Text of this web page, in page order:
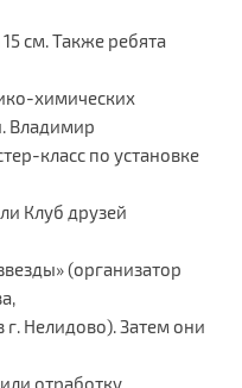
см. Также ребята
химических
Владимир
класс по установке
Клуб друзей
(организатор
г. Нелидово). Затем они
отработку